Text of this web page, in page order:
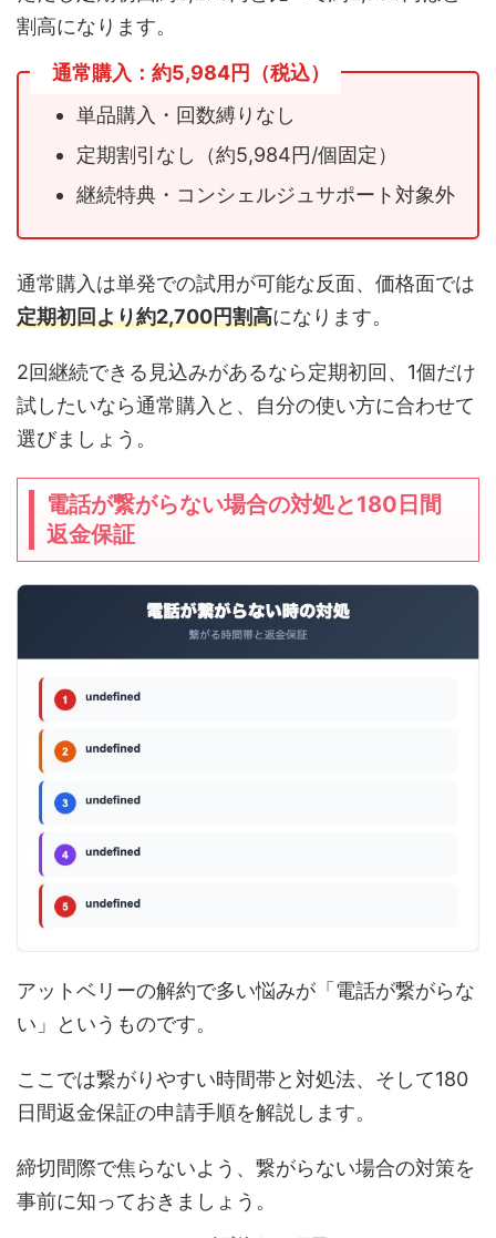
割高になります。
通常購入：約5,984円（税込）
単品購入・回数縛りなし
定期割引なし（約5,984円/個固定）
継続特典・コンシェルジュサポート対象外
通常購入は単発での試用が可能な反面、価格面では
定期初回より約2,700円割高になります。
2回継続できる見込みがあるなら定期初回、1個だけ
試したいなら通常購入と、自分の使い方に合わせて
選びましょう。
電話が繋がらない場合の対処と180日間
返金保証
アットベリーの解約で多い悩みが「電話が繋がらな
い」というものです。
ここでは繋がりやすい時間帯と対処法、そして180
日間返金保証の申請手順を解説します。
締切間際で焦らないよう、繋がらない場合の対策を
事前に知っておきましょう。